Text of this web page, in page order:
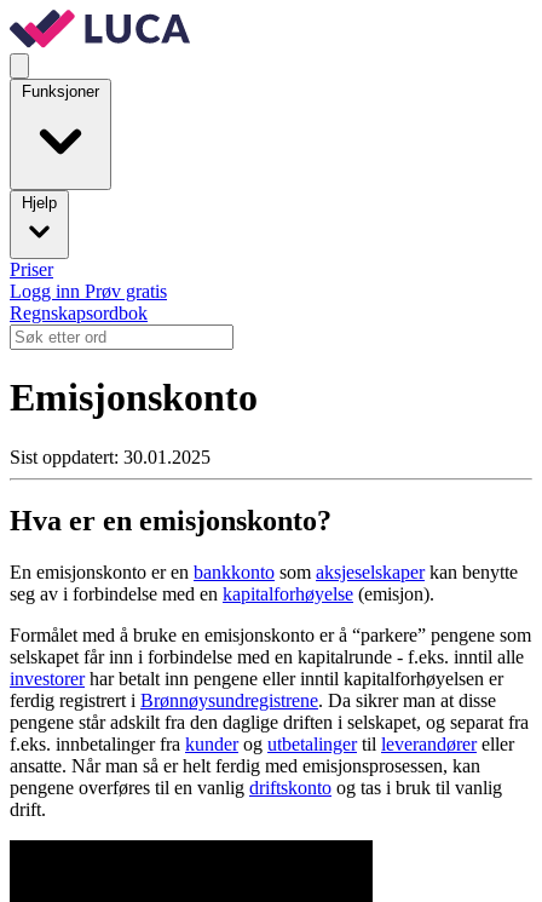
Funksjoner
Hjelp
Priser
Logg inn Prøv gratis
Regnskapsordbok
Emisjonskonto
Sist oppdatert: 30.01.2025
Hva er en emisjonskonto?
En emisjonskonto er en bankkonto som aksjeselskaperkan benytte
seg av i forbindelse med en kapitalforhøyelse (emisjon).
Formålet med å bruke en emisjonskonto er å “parkere” pengene som
selskapet får inn i forbindelse med en kapitalrunde - f.eks. inntil alle
investorerhar betalt inn pengene eller inntil kapitalforhøyelsen er
ferdig registrert i Brønnøysundregistrene. Da sikrer man at disse
pengene står adskilt fra den daglige driften i selskapet, og separat fra
f.eks. innbetalinger fra kunderog utbetalingertil leverandørereller
ansatte. Når man så er helt ferdig med emisjonsprosessen, kan
pengene overføres til en vanlig driftskonto og tas i bruk til vanlig
drift.